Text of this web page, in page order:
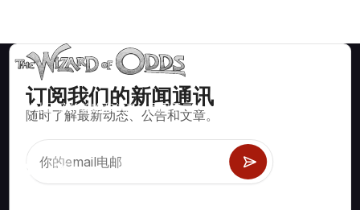
订阅我们的新闻通讯
随时了解最新动态、公告和文章。
数学上正确的策略和信息，适用于二十一点、掷骰子、轮盘赌等
数百种可玩的赌场游戏。